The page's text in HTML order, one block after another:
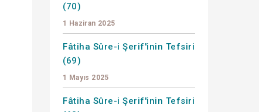
(70)
1 Haziran 2025
Fâtiha Sûre-i Şerif'inin Tefsiri
(69)
1 Mayıs 2025
Fâtiha Sûre-i Şerif'inin Tefsiri